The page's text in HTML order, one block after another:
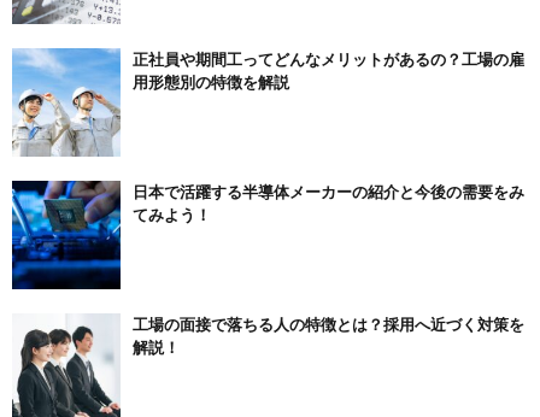
正社員や期間工ってどんなメリットがあるの？工場の雇
用形態別の特徴を解説
日本で活躍する半導体メーカーの紹介と今後の需要をみ
てみよう！
工場の面接で落ちる人の特徴とは？採用へ近づく対策を
解説！